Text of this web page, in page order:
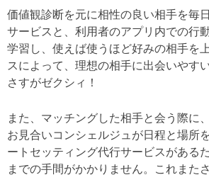
価値観診断を元に相性の良い相手を毎
サービスと、利用者のアプリ内での行
学習し、使えば使うほど好みの相手を
スによって、理想の相手に出会いやす
さすがゼクシィ！
また、マッチングした相手と会う際に
お見合いコンシェルジュが日程と場所
ートセッティング代行サービスがある
までの手間がかかりません。これまた